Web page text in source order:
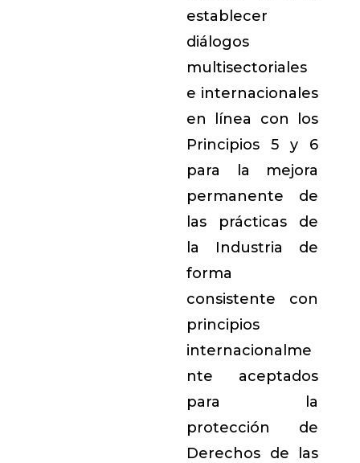
establecer
diálogos
multisectoriales
e internacionales
en línea con los
Principios 5 y 6
para la mejora
permanente de
las prácticas de
la Industria de
forma
consistente con
principios
internacionalme
nte aceptados
para la
protección de
Derechos de las